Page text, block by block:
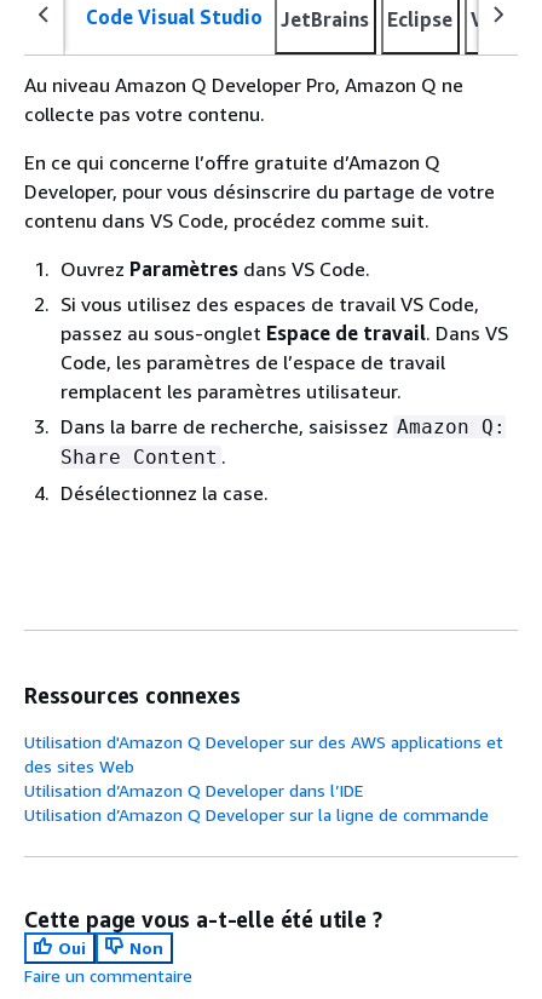
Code Visual Studio JetBrains Eclipse Visual
Au niveau Amazon Q Developer Pro, Amazon Q ne
collecte pas votre contenu.
En ce qui concerne l’offre gratuite d’Amazon Q
Developer, pour vous désinscrire du partage de votre
contenu dans VS Code, procédez comme suit.
Ouvrez Paramètres dans VS Code.
Si vous utilisez des espaces de travail VS Code,
passez au sous-onglet Espace de travail. Dans VS
Code, les paramètres de l’espace de travail
remplacent les paramètres utilisateur.
Dans la barre de recherche, saisissez Amazon Q:
Share Content .
Désélectionnez la case.
Ressources connexes
Utilisation d'Amazon Q Developer sur des AWS applications et
des sites Web
Utilisation d’Amazon Q Developer dans l’IDE
Utilisation d’Amazon Q Developer sur la ligne de commande
Cette page vous a-t-elle été utile ?
Oui
Non
Faire un commentaire